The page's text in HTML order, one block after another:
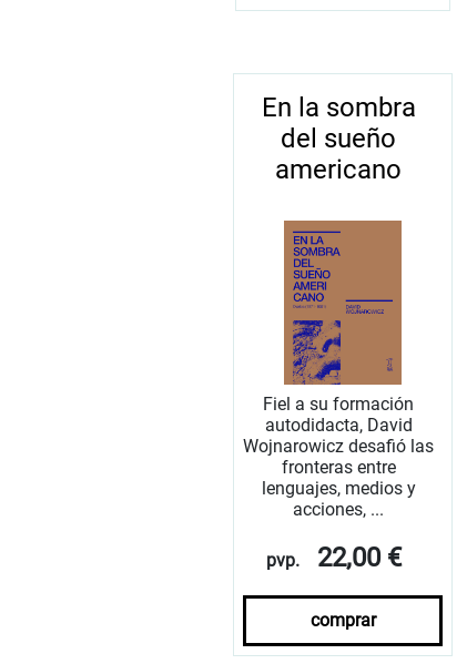
En la sombra
del sueño
americano
Fiel a su formación
autodidacta, David
Wojnarowicz desafió las
fronteras entre
lenguajes, medios y
acciones, ...
pvp. 22,00 €
comprar